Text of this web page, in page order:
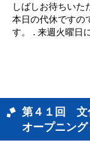
しばしお待ちいた
本日の代休ですの
す。 . 来週火曜日
第４１回 文
オープニング